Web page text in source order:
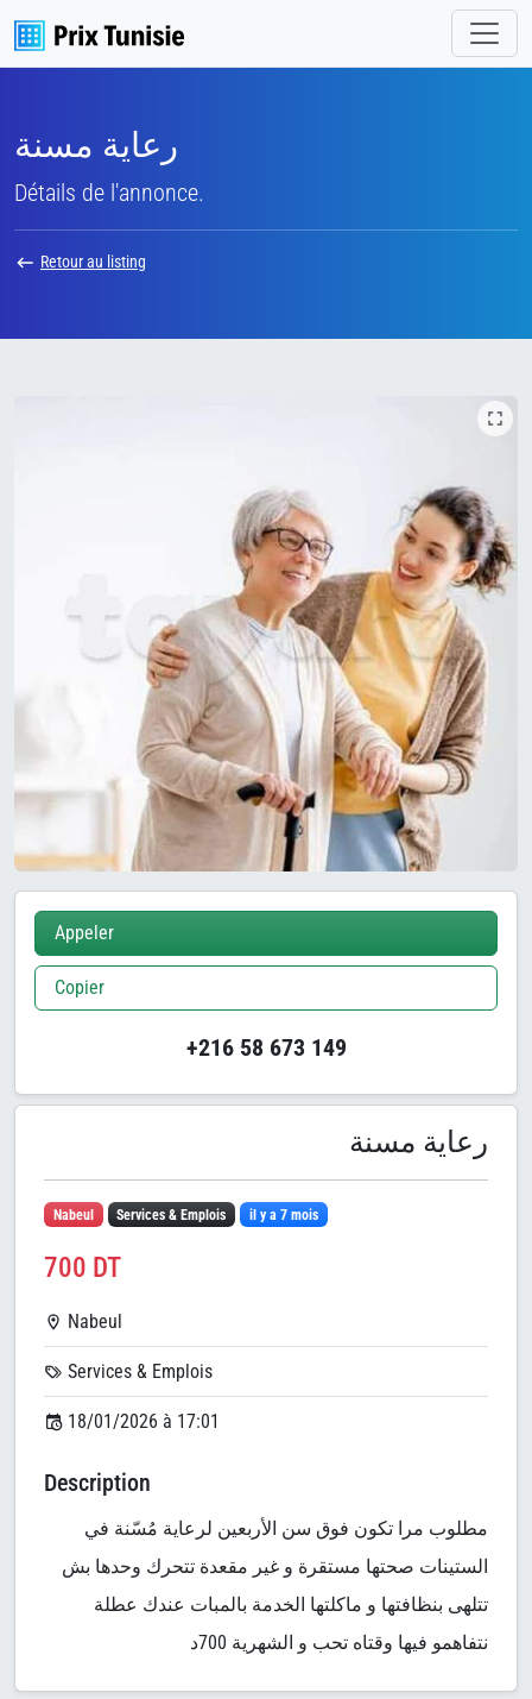
رعاية مسنة
Détails de l'annonce.
Retour au listing
Appeler
Copier
+216 58 673 149
رعاية مسنة
Nabeul Services & Emplois il y a 7 mois
700 DT
Nabeul
Services & Emplois
18/01/2026 à 17:01
Description
مطلوب مرا تكون فوق سن الأربعين لرعاية مُسّنة في
الستينات صحتها مستقرة و غير مقعدة تتحرك وحدها بش
تتلهى بنظافتها و ماكلتها الخدمة بالمبات عندك عطلة
نتفاهمو فيها وقتاه تحب و الشهرية 700د